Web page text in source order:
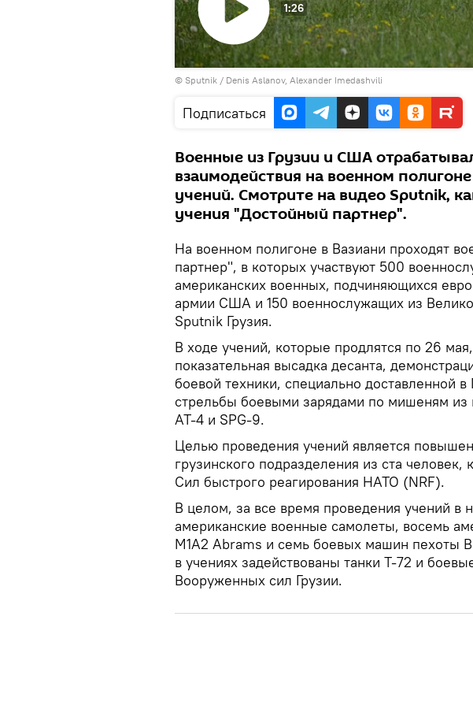
видео
1:26
© Sputnik / Denis Aslanov, Alexander Imedashvili
Подписаться
Военные из Грузии и США
взаимодействия на военном
учений. Смотрите на видео Sputnik,
учения "Достойный партнер".
На военном полигоне в Вазиани проходят
партнер", в которых участвуют 500
американских военных, подчиняющихся
армии США и 150 военнослужащих из
Sputnik Грузия.
В ходе учений, которые продлятся по 26
показательная высадка десанта,
боевой техники, специально доставленной
стрельбы боевыми зарядами по мишеням из
AT-4 и SPG-9.
Целью проведения учений является
грузинского подразделения из ста человек,
Сил быстрого реагирования НАТО (NRF).
В целом, за все время проведения учений в
американские военные самолеты, восемь
M1A2 Abrams и семь боевых машин пехоты
в учениях задействованы танки T-72 и
Вооруженных сил Грузии.